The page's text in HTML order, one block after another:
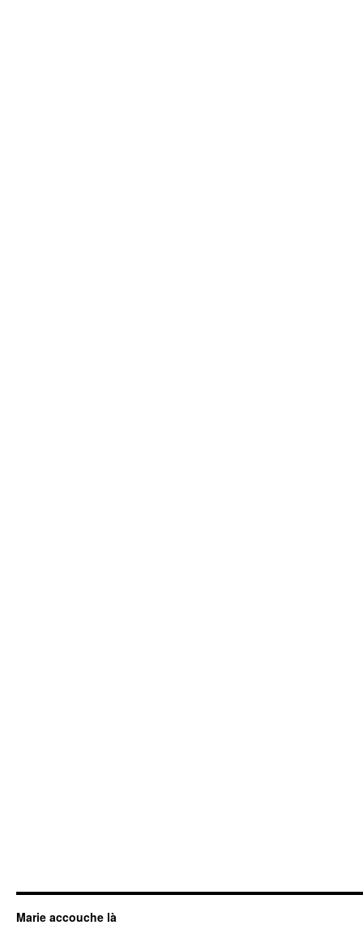
Marie accouche là